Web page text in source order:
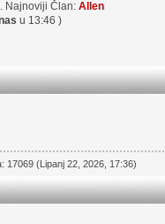
Najnoviji Član:Allen
u 13:46 )
17069 (Lipanj 22, 2026, 17:36)